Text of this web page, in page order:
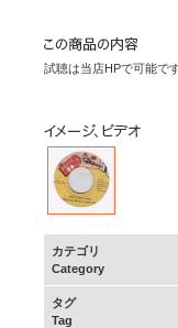
試聴は当店HPで可能で
カテゴリ
Category
タグ
Tag